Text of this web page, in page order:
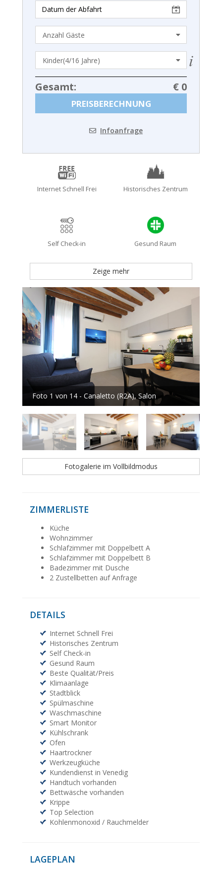
Gesamt: € 0
PREISBERECHNUNG
Infoanfrage
Internet Schnell Frei Historisches Zentrum
Self Check-in Gesund Raum
Zeige mehr
Foto 1 von 14 - Canaletto (R2A), Salon
Fotogalerie im Vollbildmodus
ZIMMERLISTE
Küche
Wohnzimmer
Schlafzimmer mit Doppelbett A
Schlafzimmer mit Doppelbett B
Badezimmer mit Dusche
2 Zustellbetten auf Anfrage
DETAILS
Internet Schnell Frei
Historisches Zentrum
Self Check-in
Gesund Raum
Beste Qualität/Preis
Klimaanlage
Stadtblick
Spülmaschine
Waschmaschine
Smart Monitor
Kühlschrank
Ofen
Haartrockner
Werkzeugküche
Kundendienst in Venedig
Handtuch vorhanden
Bettwäsche vorhanden
Krippe
Top Selection
Kohlenmonoxid / Rauchmelder
LAGEPLAN